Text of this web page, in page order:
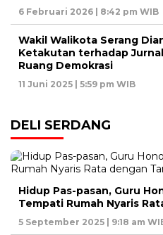
6 Februari 2026 | 8:42 pm WIB
Wakil Walikota Serang
Ketakutan terhadap
Ruang Demokrasi
11 Juni 2025 | 5:59 pm WIB
DELI SERDANG
Hidup Pas-pasan, Guru
Tempati Rumah Nyaris
5 September 2025 | 9:18 am